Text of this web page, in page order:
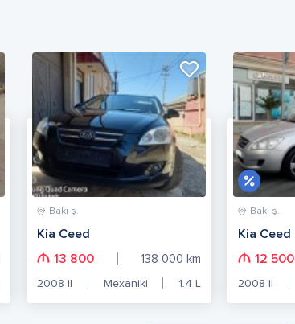
Bakı ş.
Kia Ceed
13 800
138 000 km
2008 il Mexaniki 1.4 L
Bakı ş.
Kia Ceed
12 500
2008 il